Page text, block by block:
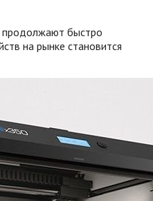
продолжают быстро
на рынке становится